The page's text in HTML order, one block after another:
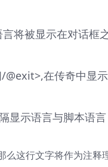
将被显示在对话框
@exit>,在传奇中显
显示语言与脚本语言
么这行文字将作为注释